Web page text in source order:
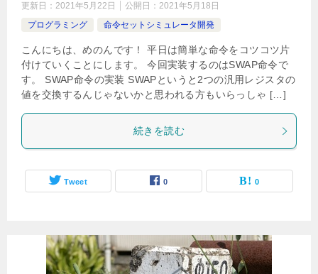
更新日： 2021年5月22日 公開日： 2021年5月18日
プログラミング
命令セットシミュレータ開発
こんにちは、めのんです！ 平日は簡単な命令をコツコツ片
付けていくことにします。 今回実装するのはSWAP命令で
す。 SWAP命令の実装 SWAPというと2つの汎用レジスタの
値を交換するんじゃないかと思われる方もいらっしゃ […]
続きを読む
Tweet 0 0